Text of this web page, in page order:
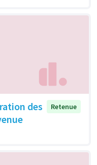
des
Retenue